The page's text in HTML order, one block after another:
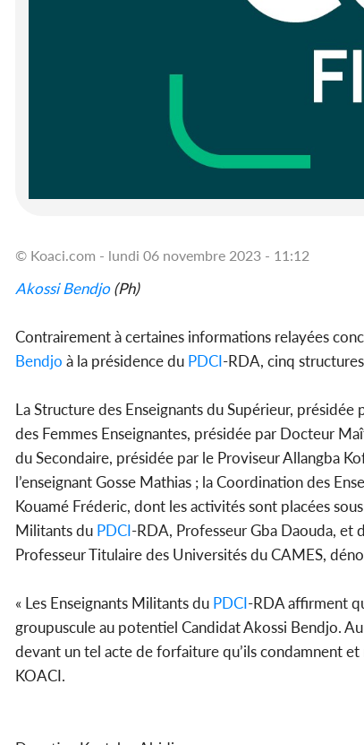
© Koaci.com - lundi 06 novembre 2023 - 11:12
Akossi Bendjo(Ph)
Contrairement à certaines informations relayées
Bendjo à la présidence du PDCI-RDA, cinq
La Structure des Enseignants du Supérieur,
des Femmes Enseignantes, présidée par Docteur
du Secondaire, présidée par le Proviseur Allangba
l’enseignant Gosse Mathias ; la Coordination des
Kouamé Fréderic, dont les activités sont placées
Militants du PDCI-RDA, Professeur Gba Daouda, et
Professeur Titulaire des Universités du CAMES,
« Les Enseignants Militants du PDCI-RDA affirment
groupuscule au potentiel Candidat Akossi Bendjo.
devant un tel acte de forfaiture qu’ils condamnent
KOACI.